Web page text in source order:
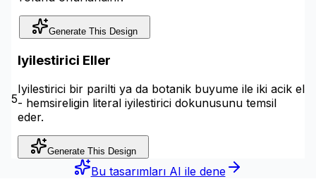
Generate This Design
5
Iyilestirici Eller
Iyilestirici bir parilti ya da botanik buyume ile iki acik el
- hemsireligin literal iyilestirici dokunusunu temsil
eder.
Generate This Design
Bu tasarımları AI ile dene